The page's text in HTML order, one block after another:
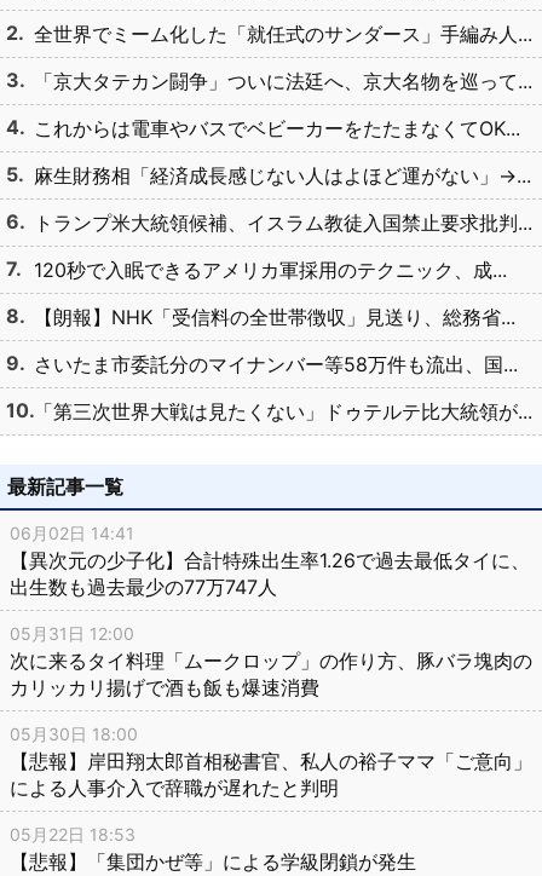
全世界でミーム化した「就任式のサンダース」手編み人...
「京大タテカン闘争」ついに法廷へ、京大名物を巡って...
これからは電車やバスでベビーカーをたたまなくてOK...
麻生財務相「経済成長感じない人はよほど運がない」→...
トランプ米大統領候補、イスラム教徒入国禁止要求批判...
120秒で入眠できるアメリカ軍採用のテクニック、成...
【朗報】NHK「受信料の全世帯徴収」見送り、総務省...
さいたま市委託分のマイナンバー等58万件も流出、国...
「第三次世界大戦は見たくない」ドゥテルテ比大統領が...
最新記事一覧
06月02日 14:41
【異次元の少子化】合計特殊出生率1.26で過去最低タイに、
出生数も過去最少の77万747人
05月31日 12:00
次に来るタイ料理「ムークロップ」の作り方、豚バラ塊肉の
カリッカリ揚げで酒も飯も爆速消費
05月30日 18:00
【悲報】岸田翔太郎首相秘書官、私人の裕子ママ「ご意向」
による人事介入で辞職が遅れたと判明
05月22日 18:53
【悲報】「集団かぜ等」による学級閉鎖が発生